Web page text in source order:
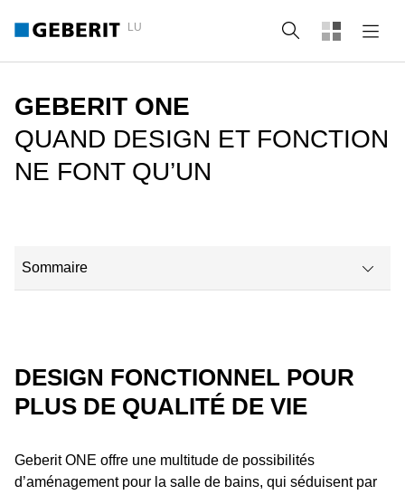
LU Recherche
GEBERIT ONE
QUAND DESIGN ET FONCTION
NE FONT QU’UN
Sommaire
Diversité des lavabos Geberit ONE
Robinetterie murale Geberit ONE
DESIGN FONCTIONNEL POUR
PLUS DE QUALITÉ DE VIE
Geberit ONE offre une multitude de possibilités
d’aménagement pour la salle de bains, qui séduisent par